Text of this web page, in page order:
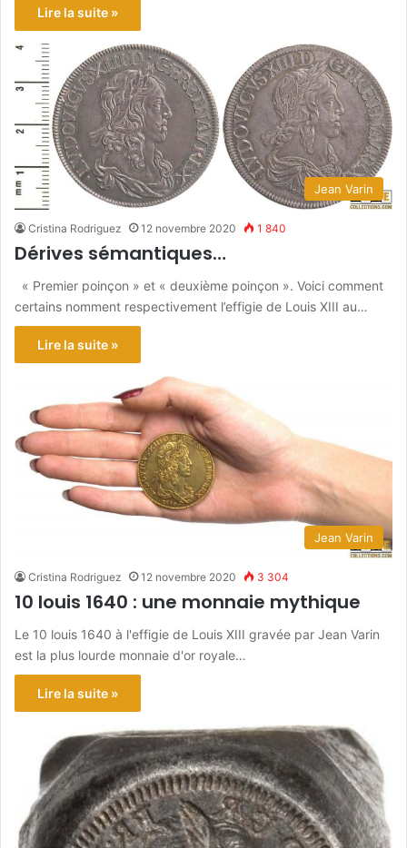
Lire la suite »
Jean Varin
Cristina Rodriguez 12 novembre 2020 1 840
Dérives sémantiques…
« Premier poinçon » et « deuxième poinçon ». Voici comment
certains nomment respectivement l’effigie de Louis XIII au…
Lire la suite »
Jean Varin
Cristina Rodriguez 12 novembre 2020 3 304
10 louis 1640 : une monnaie mythique
Le 10 louis 1640 à l'effigie de Louis XIII gravée par Jean Varin
est la plus lourde monnaie d'or royale…
Lire la suite »